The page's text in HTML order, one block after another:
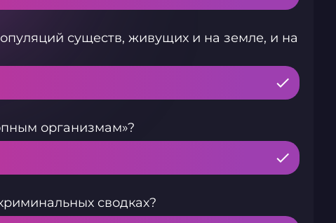
существ, живущих и на земле, и на
организмам»?
сводках?